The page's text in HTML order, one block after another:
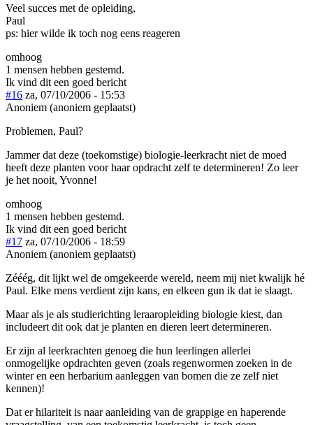
Veel succes met de opleiding,
Paul
ps: hier wilde ik toch nog eens reageren
omhoog
1 mensen hebben gestemd.
Ik vind dit een goed bericht
#16 za, 07/10/2006 - 15:53
Anoniem (anoniem geplaatst)
Problemen, Paul?
Jammer dat deze (toekomstige) biologie-leerkracht niet de moed
heeft deze planten voor haar opdracht zelf te determineren! Zo leer
je het nooit, Yvonne!
omhoog
1 mensen hebben gestemd.
Ik vind dit een goed bericht
#17 za, 07/10/2006 - 18:59
Anoniem (anoniem geplaatst)
Zééég, dit lijkt wel de omgekeerde wereld, neem mij niet kwalijk hé
Paul. Elke mens verdient zijn kans, en elkeen gun ik dat ie slaagt.
Maar als je als studierichting leraaropleiding biologie kiest, dan
includeert dit ook dat je planten en dieren leert determineren.
Er zijn al leerkrachten genoeg die hun leerlingen allerlei
onmogelijke opdrachten geven (zoals regenwormen zoeken in de
winter en een herbarium aanleggen van bomen die ze zelf niet
kennen)!
Dat er hilariteit is naar aanleiding van de grappige en haperende